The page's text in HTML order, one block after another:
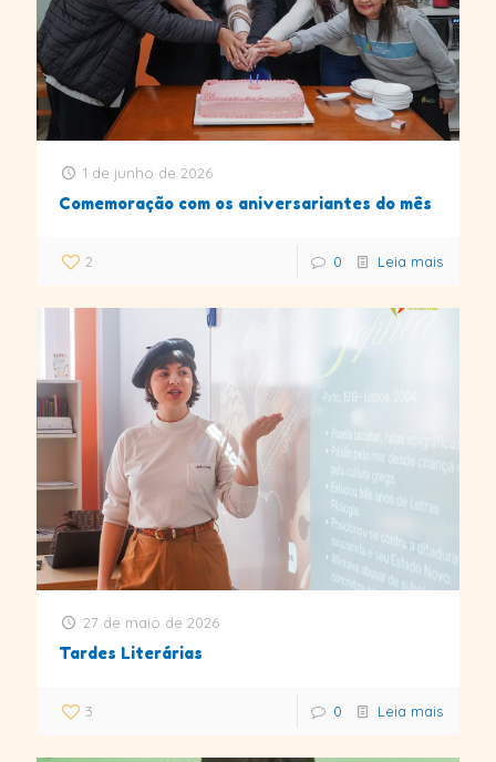
1 de junho de 2026
Comemoração com os aniversariantes do mês
2 0 Leia mais
27 de maio de 2026
Tardes Literárias
3 0 Leia mais